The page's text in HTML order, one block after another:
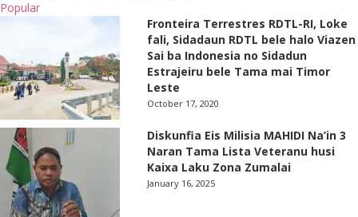
Popular
Fronteira Terrestres RDTL-RI, Loke
fali, Sidadaun RDTL bele halo Viazen
Sai ba Indonesia no Sidadun
Estrajeiru bele Tama mai Timor
Leste
October 17, 2020
Diskunfia Eis Milisia MAHIDI Na’in 3
Naran Tama Lista Veteranu husi
Kaixa Laku Zona Zumalai
January 16, 2025